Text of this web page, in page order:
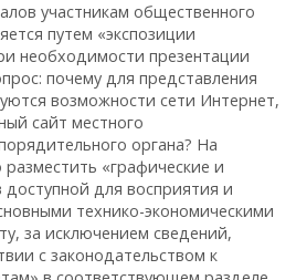
участникам общественного
путем «экспозиции
необходимости презентации
почему для представления
возможности сети Интернет,
сайт местного
органа? На
«графические и
для восприятия и
технико-экономическими
за исключением сведений,
с законодательством к